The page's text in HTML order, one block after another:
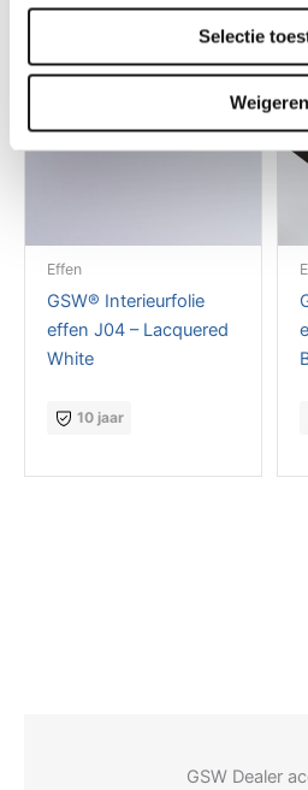
Selectie
Weigeren
Effen
GSW® Interieurfolie
effen J04 – Lacquered
White
10 jaar
GSW Dealer